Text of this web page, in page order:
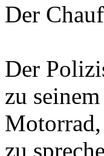
Der
Der
zu seinem
zu